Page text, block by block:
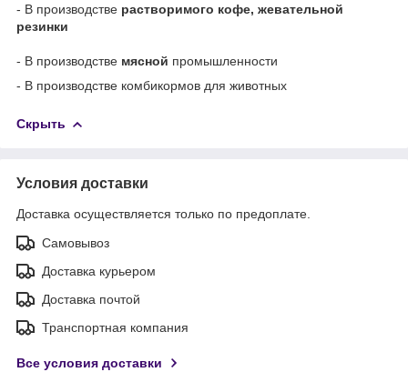
- В производстве растворимого кофе, жевательной
резинки
- В производстве мясной промышленности
- В производстве комбикормов для животных
Скрыть
Условия доставки
Доставка осуществляется только по предоплате.
Самовывоз
Доставка курьером
Доставка почтой
Транспортная компания
Все условия доставки